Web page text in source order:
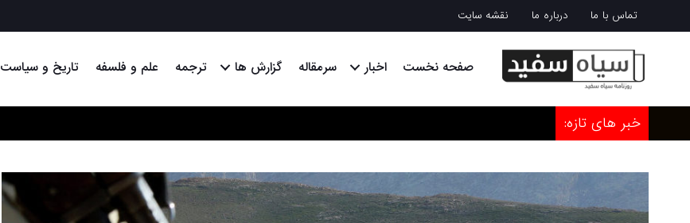
تماس با ما درباره ما نقشه سایت
صفحه نخست اخبار سرمقاله گزارش ها ترجمه علم و فلسفه تاریخ و سیاست
خبر های تازه: